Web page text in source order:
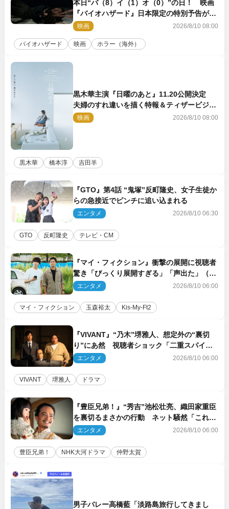
本日“バ（8）イ（1）オ（0）”の日！ 映画
『バイオハザード』日本限定の特別予告が解
禁映画 2026/8/10 08:00
バイオハザード 映画 ホラー（海外）
黒木華主演『日曜のあと』11.20公開決定
夫婦のすれ違いを描く特報＆ティザービジュ
アル解禁
映画 2026/8/10 08:00
黒木華 橋本淳 吉田羊
『GTO』第4話 “鬼塚”反町隆史、女子生徒か
らの急接近でピンチに追い込まれる
エンタメ 2026/8/10 06:30
GTO 反町隆史 テレビ・CM
『マイ・フィクション』衝撃の展開に視聴者
驚き「びっくり展開すぎる」「声出た」（ネ
タバレあり）
エンタメ 2026/8/10 06:00
マイ・フィクション 玉森裕太 Kis‐My‐Ft2
『VIVANT』“乃木”堺雅人、想定外の“裏切
り”にあ然 視聴者ショック「二重スパイで
あって」の声も（ネタバレあり）
エンタメ 2026/8/10 06:00
VIVANT 堺雅人 ドラマ
『豊臣兄弟！』“秀吉”池松壮亮、織田家重臣
を裏切るまさかの行動 ネット騒然「これは
汚い！」「腹黒」（ネタバレあり）
エンタメ 2026/8/10 06:00
豊臣兄弟！ NHK大河ドラマ 仲野太賀
男子バレー高橋藍「淡路島旅行してきまし